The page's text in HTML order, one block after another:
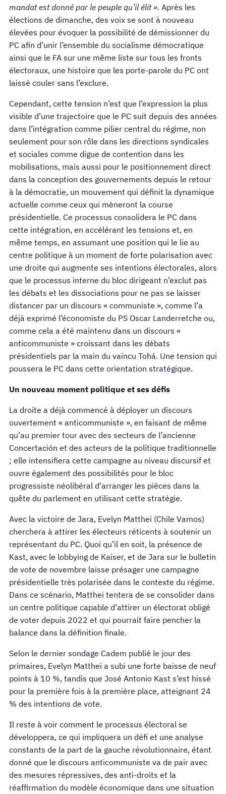
mandat est donné par le peuple qu’il élit ». Après les
élections de dimanche, des voix se sont à nouveau
élevées pour évoquer la possibilité de démissionner du
PC afin d’unir l’ensemble du socialisme démocratique
ainsi que le FA sur une même liste sur tous les fronts
électoraux, une histoire que les porte-parole du PC ont
laissé couler sans l’exclure.
Cependant, cette tension n’est que l’expression la plus
visible d’une trajectoire que le PC suit depuis des années
dans l’intégration comme pilier central du régime, non
seulement pour son rôle dans les directions syndicales
et sociales comme digue de contention dans les
mobilisations, mais aussi pour le positionnement direct
dans la conception des gouvernements depuis le retour
à la démocratie, un mouvement qui définit la dynamique
actuelle comme ceux qui mèneront la course
présidentielle. Ce processus consolidera le PC dans
cette intégration, en accélérant les tensions et, en
même temps, en assumant une position qui le lie au
centre politique à un moment de forte polarisation avec
une droite qui augmente ses intentions électorales, alors
que le processus interne du bloc dirigeant n’exclut pas
les débats et les dissociations pour ne pas se laisser
distancer par un discours « communiste », comme l’a
déjà exprimé l’économiste du PS Oscar Landerretche ou,
comme cela a été maintenu dans un discours «
anticommuniste » croissant dans les débats
présidentiels par la main du vaincu Tohá. Une tension qui
poussera le PC dans cette orientation stratégique.
Un nouveau moment politique et ses défis
La droite a déjà commencé à déployer un discours
ouvertement « anticommuniste », en faisant de même
qu’au premier tour avec des secteurs de l’ancienne
Concertación et des acteurs de la politique traditionnelle
; elle intensifiera cette campagne au niveau discursif et
ouvre également des possibilités pour le bloc
progressiste néolibéral d’arranger les pièces dans la
quête du parlement en utilisant cette stratégie.
Avec la victoire de Jara, Evelyn Matthei (Chile Vamos)
cherchera à attirer les électeurs réticents à soutenir un
représentant du PC. Quoi qu’il en soit, la présence de
Kast, avec le lobbying de Kaiser, et de Jara sur le bulletin
de vote de novembre laisse présager une campagne
présidentielle très polarisée dans le contexte du régime.
Dans ce scénario, Matthei tentera de se consolider dans
un centre politique capable d’attirer un électorat obligé
de voter depuis 2022 et qui pourrait faire pencher la
balance dans la définition finale.
Selon le dernier sondage Cadem publié le jour des
primaires, Evelyn Matthei a subi une forte baisse de neuf
points à 10 %, tandis que José Antonio Kast s’est hissé
pour la première fois à la première place, atteignant 24
% des intentions de vote.
Il reste à voir comment le processus électoral se
développera, ce qui impliquera un défi et une analyse
constants de la part de la gauche révolutionnaire, étant
donné que le discours anticommuniste va de pair avec
des mesures répressives, des anti-droits et la
réaffirmation du modèle économique dans une situation